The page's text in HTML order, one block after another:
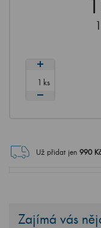
ks
Už přidat jen 990
Zajímá vás